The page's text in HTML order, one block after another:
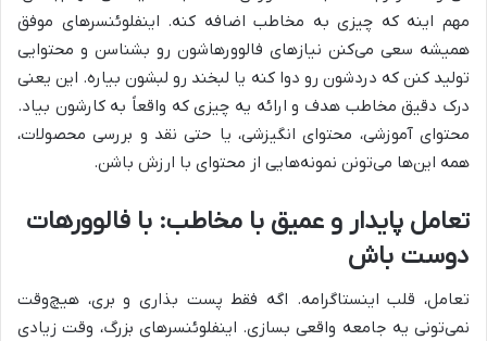
مهم اینه که چیزی به مخاطب اضافه کنه. اینفلوئنسرهای موفق
همیشه سعی می‌کنن نیازهای فالوورهاشون رو بشناسن و محتوایی
تولید کنن که دردشون رو دوا کنه یا لبخند رو لبشون بیاره. این یعنی
درک دقیق مخاطب هدف و ارائه یه چیزی که واقعاً به کارشون بیاد.
محتوای آموزشی، محتوای انگیزشی، یا حتی نقد و بررسی محصولات،
همه این‌ها می‌تونن نمونه‌هایی از محتوای با ارزش باشن.
تعامل پایدار و عمیق با مخاطب: با فالوورهات
دوست باش
تعامل، قلب اینستاگرامه. اگه فقط پست بذاری و بری، هیچ‌وقت
نمی‌تونی یه جامعه واقعی بسازی. اینفلوئنسرهای بزرگ، وقت زیادی